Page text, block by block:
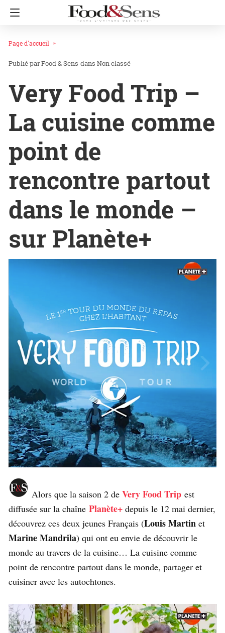
Page d'accueil
Food & Sens dans Non classé
Very Food Trip –
La cuisine comme
point de
rencontre partout
dans le monde –
sur Planète+
Alors que la saison 2 de Very Food Trip est
diffusée sur la chaîne Planète+ depuis le 12 mai dernier,
découvrez ces deux jeunes Français (Louis Martin et
Marine Mandrila) qui ont eu envie de découvrir le
monde au travers de la cuisine… La cuisine comme
point de rencontre partout dans le monde, partager et
cuisiner avec les autochtones.